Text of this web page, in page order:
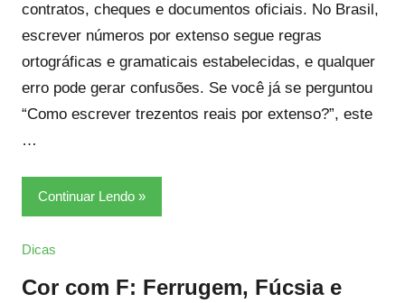
contratos, cheques e documentos oficiais. No Brasil,
escrever números por extenso segue regras
ortográficas e gramaticais estabelecidas, e qualquer
erro pode gerar confusões. Se você já se perguntou
“Como escrever trezentos reais por extenso?”, este
…
Continuar Lendo
Dicas
Cor com F: Ferrugem, Fúcsia e